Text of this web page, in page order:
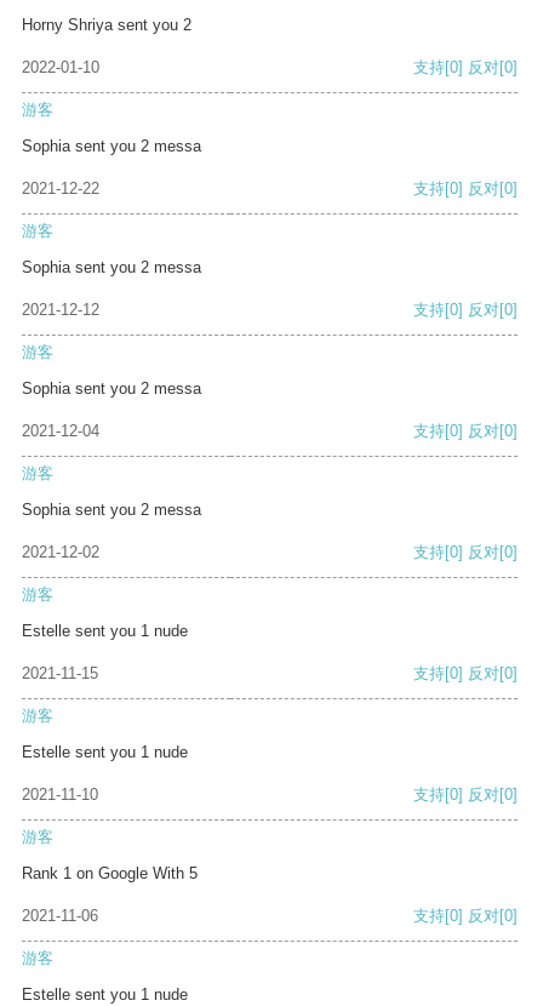
Horny Shriya sent you 2
2022-01-10 支持[0] 反对[0]
游客
Sophia sent you 2 messa
2021-12-22 支持[0] 反对[0]
游客
Sophia sent you 2 messa
2021-12-12 支持[0] 反对[0]
游客
Sophia sent you 2 messa
2021-12-04 支持[0] 反对[0]
游客
Sophia sent you 2 messa
2021-12-02 支持[0] 反对[0]
游客
Estelle sent you 1 nude
2021-11-15 支持[0] 反对[0]
游客
Estelle sent you 1 nude
2021-11-10 支持[0] 反对[0]
游客
Rank 1 on Google With 5
2021-11-06 支持[0] 反对[0]
游客
Estelle sent you 1 nude